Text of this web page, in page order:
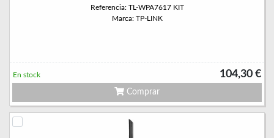
Referencia: TL-WPA7617 KIT
Marca: TP-LINK
104,30 €
En stock
Comprar